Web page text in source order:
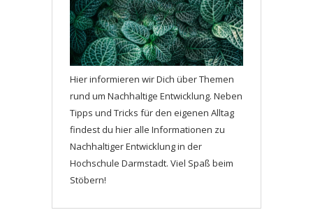
Hier informieren wir Dich über Themen
rund um Nachhaltige Entwicklung. Neben
Tipps und Tricks für den eigenen Alltag
findest du hier alle Informationen zu
Nachhaltiger Entwicklung in der
Hochschule Darmstadt. Viel Spaß beim
Stöbern!